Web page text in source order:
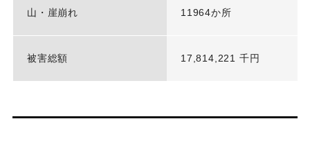
山・崖崩れ 11964か所
被害総額 17,814,221 千円